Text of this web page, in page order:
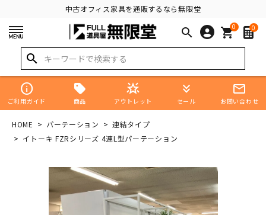
中古オフィス家具を通販するなら無限堂
search 0
shopping_cart 0
search
info
ご利用ガイド 商品
star_shine
アウトレット
keyboard_double_arrow_down
セール
mail_outline
お問い合わせ
HOME パーテーション
連結タイプ
イトーキ FZRシリーズ 4連L型パーテーション